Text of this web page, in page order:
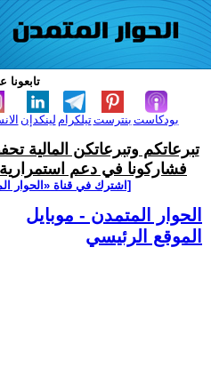
تابعونا
لينكدإن تيلكرامبنترست بودكاست
تبرعاتكم وتبرعاتكن المالية
فشاركونا في دعم استمرارية
[اشترك في قناة ‫«الحوار
الحوار المتمدن - موبايل
الموقع الرئيسي